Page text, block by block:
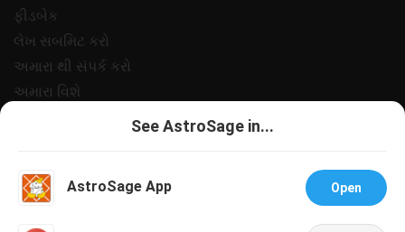
ફીડબેક
લેખ સબમિટ કરો
અમારા થી સંપર્ક કરો
અમારા વિશે
સપોર
See AstroSage in...
AstroSage App Open